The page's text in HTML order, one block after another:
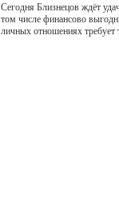
Сегодня Близнецов ждёт
том числе финансово
личных отношениях требует